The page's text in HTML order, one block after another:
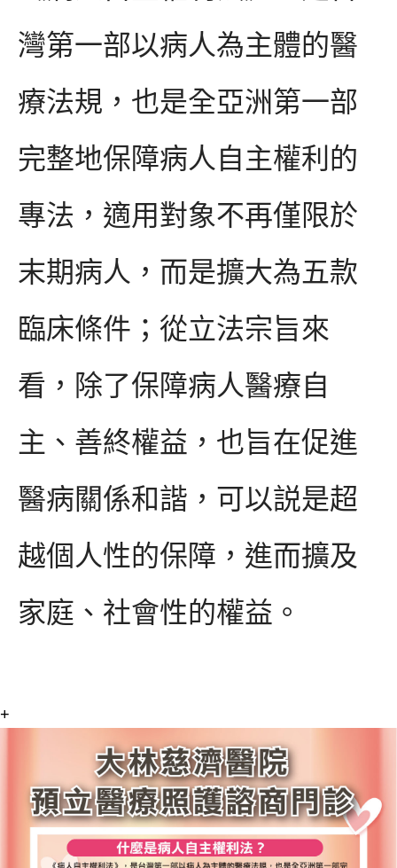
灣第一部以病人為主體的醫
療法規，也是全亞洲第一部
完整地保障病人自主權利的
專法，適用對象不再僅限於
末期病人，而是擴大為五款
臨床條件；從立法宗旨來
看，除了保障病人醫療自
主、善終權益，也旨在促進
醫病關係和諧，可以説是超
越個人性的保障，進而擴及
家庭、社會性的權益。
+